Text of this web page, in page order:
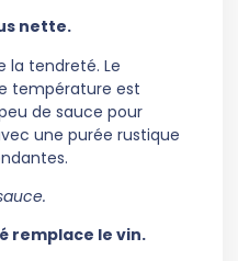
nette.
la tendreté. Le
température est
de sauce pour
une purée rustique
remplace le vin.